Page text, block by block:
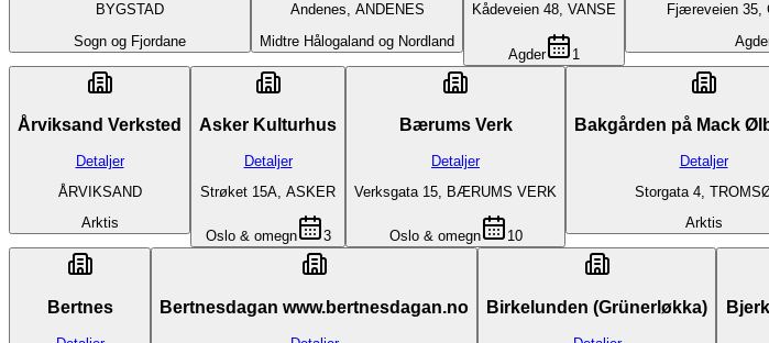
BYGSTAD
Sogn og Fjordane
Andenes, ANDENES
Midtre Hålogaland og Nordland
Kådeveien 48, VANSE
Agder 1
Fjæreveien 35,
Årviksand Verksted
Detaljer
ÅRVIKSAND
Arktis
Asker Kulturhus
Detaljer
Strøket 15A, ASKER
Oslo & omegn 3
Bærums Verk
Detaljer
Verksgata 15, BÆRUMS VERK
Oslo & omegn 10
Bakgården på Mack
Detaljer
Storgata 4,
Arktis
Bertnes Bertnesdagan www.bertnesdagan.no Birkelunden (Grünerløkka)